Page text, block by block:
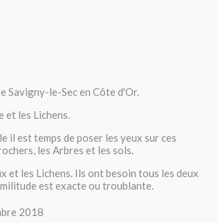
Savigny-le-Sec en Côte d'Or.
et les Lichens.
il est temps de poser les yeux sur ces
les Arbres et les sols.
et les Lichens. Ils ont besoin tous les deux
est exacte ou troublante.
2018